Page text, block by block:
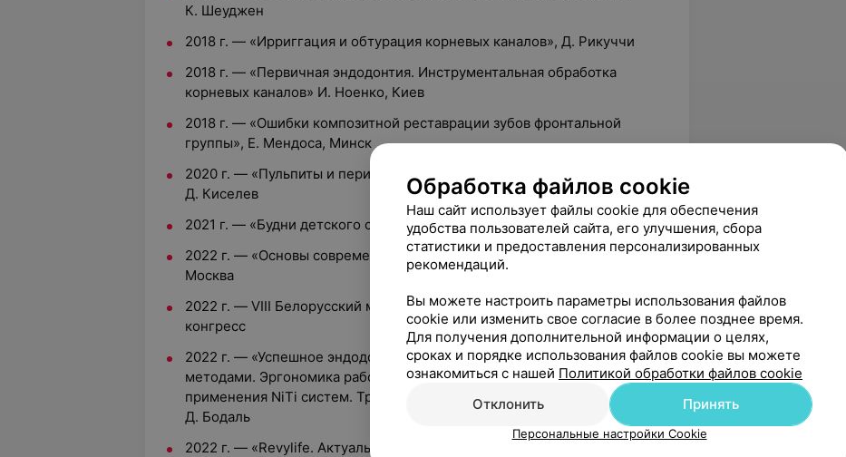
К. Шеуджен
2018 г. — «Ирриггация и обтурация корневых каналов», Д. Рикуччи
2018 г. — «Первичная эндодонтия. Инструментальная обработка
корневых каналов» И. Ноенко, Киев
2018 г. — «Ошибки композитной реставрации зубов фронтальной
группы», Е. Мендоса, Минск
2020 г. — «Пульпиты и периодонтиты в детской стоматологии»,
Д. Киселев
2021 г. — «Будни детского стоматолога», Д. Киселев
2022 г. — «Основы современном детской стоматологии», О. Сарышева,
Москва
2022 г. — VIII Белорусский международный стоматологический
конгресс
2022 г. — «Успешное эндодонтическое лечение современными
методами. Эргономика работы с микроскопом. Особенности и техники
применения NiTi систем. Трехмерная обтурация корневых каналов»,
Д. Бодаль
2022 г. — «Revylife. Актуальные вопросы детской стоматологии»
Обработка файлов cookie
Наш сайт использует файлы cookie для обеспечения
удобства пользователей сайта, его улучшения, сбора
статистики и предоставления персонализированных
рекомендаций.
Вы можете настроить параметры использования файлов
cookie или изменить свое согласие в более позднее время.
Для получения дополнительной информации о целях,
сроках и порядке использования файлов cookie вы можете
ознакомиться с нашей Политикой обработки файлов cookie
Отклонить
Принять
Персональные настройки Cookie